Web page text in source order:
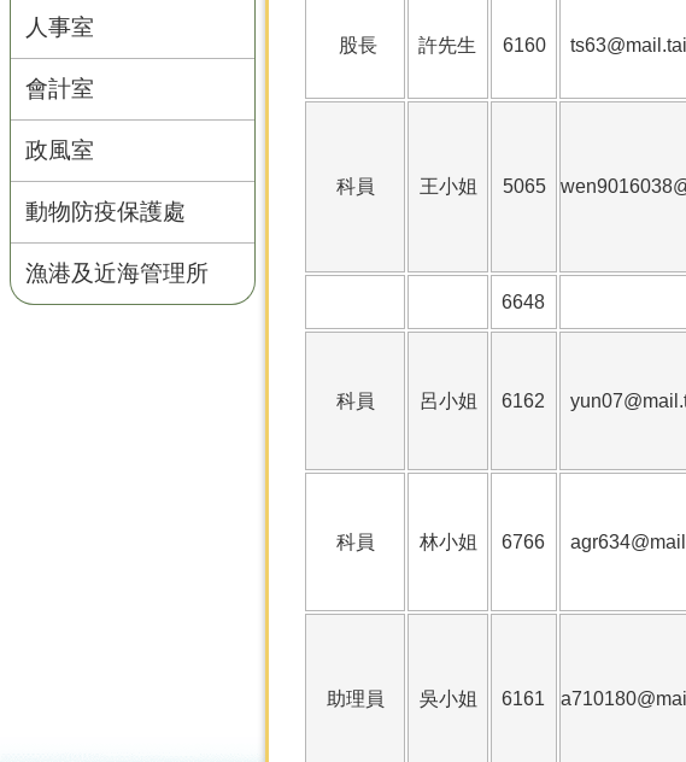
人事室
會計室
政風室
動物防疫保護處
漁港及近海管理所
股長 許先生 6160
科員 王小姐 5065
6648
科員 呂小姐 6162
科員 林小姐 6766
助理員 吳小姐 6161